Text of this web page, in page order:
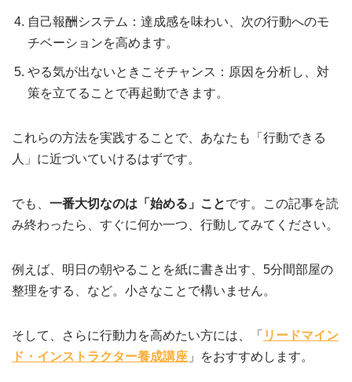
自己報酬システム：達成感を味わい、次の行動へのモ
チベーションを高めます。
やる気が出ないときこそチャンス：原因を分析し、対
策を立てることで再起動できます。
これらの方法を実践することで、あなたも「行動できる
人」に近づいていけるはずです。
でも、 一番大切なのは「始める」ことです。この記事を読
み終わったら、すぐに何か一つ、行動してみてください。
例えば、明日の朝やることを紙に書き出す、5分間部屋の
整理をする、など。小さなことで構いません。
そして、さらに行動力を高めたい方には、「 リードマイン
ド・インストラクター養成講座 」をおすすめします。